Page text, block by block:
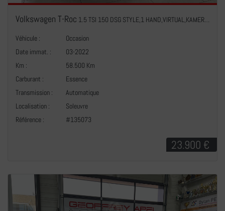
Volkswagen T-Roc 1.5 TSI 150 DSG STYLE,1 HAND,VIRTUAL,KAMERA,NAVI,CARPLAY,LED,CUIR,IQ-LIGHT
Véhicule :
Occasion
Date immat. :
03-2022
Km :
58.500 Km
Carburant :
Essence
Transmission :
Automatique
Localisation :
Soleuvre
Référence :
#135073
23.900 €